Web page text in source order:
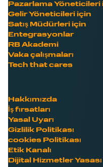
Pazarlama Yöneticileri
Gelir Yöneticileri için
Satış Müdürleri için
Entegrasyonlar
RB Akademi
Vaka çalışmaları
Tech that cares
Hakkımızda
İş fırsatları
Yasal Uyarı
Gizlilik Politikası
cookies Politikası
Etik Kanalı
Dijital Hizmetler Yasası